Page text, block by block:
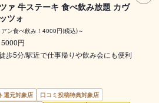
ァ 牛ステーキ 食べ飲み放題 カヴ
ツォ
ン食べ飲み！4000円(税込)～
円
歩5分/駅近で仕事帰りや飲み会にも便利
還元対象店
口コミ投稿特典対象店